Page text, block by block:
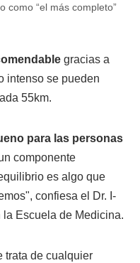
como “el más completo”
gracias a
intenso se pueden
55km.
para las personas
componente
es algo que
confiesa el Dr. I-
la Escuela de Medicina.
trata de cualquier